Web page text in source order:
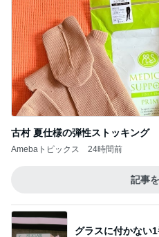
古村 夏仕様の弾性ストッキング
Amebaトピックス 24時間前
記事
グラスに付かない